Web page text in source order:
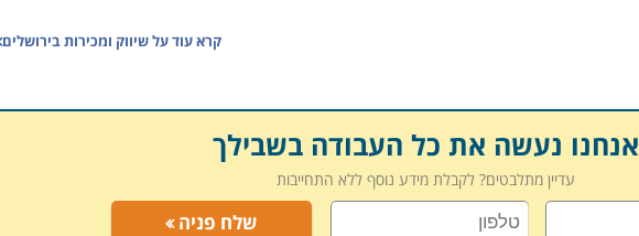
קרא עוד עלשיווק ומכירות בירושלים
אנחנו נעשה את כל העבודה בשבילך
עדיין מתלבטים? לקבלת מידע נוסף ללא התחייבות
שלח פניה